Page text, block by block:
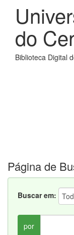
do
Biblioteca Digital
Página de
Buscar em:
por